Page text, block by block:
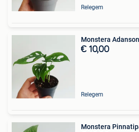
Relegem
Monstera
€ 10,00
Relegem
Monstera